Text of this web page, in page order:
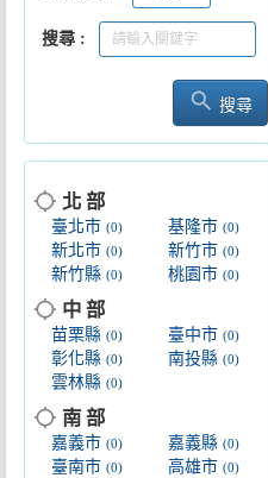
搜尋
search 搜尋
location_searching 北 部
臺北市 (0) 基隆市(0)
新北市 (0) 新竹市(0)
新竹縣 (0) 桃園市(0)
location_searching 中 部
苗栗縣 (0) 臺中市(0)
彰化縣 (0) 南投縣(0)
雲林縣 (0)
location_searching 南 部
嘉義市 (0) 嘉義縣(0)
臺南市 (0) 高雄市(0)